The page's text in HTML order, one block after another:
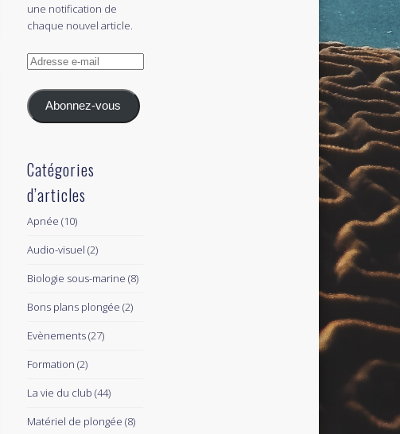
une notification de
chaque nouvel article.
Adresse
mail
Abonnez-vous
Catégories
d’articles
Apnée (10)
Audio-visuel (2)
Biologie sous-marine (8)
Bons plans plongée (2)
Evènements(27)
Formation (2)
La vie du club (44)
Matériel de plongée (8)